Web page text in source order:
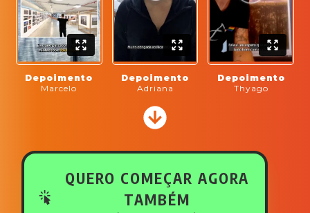
Depoimento
Marcelo
Depoimento
Adriana
Depoimento
Thyago
QUERO COMEÇAR AGORA
TAMBÉM